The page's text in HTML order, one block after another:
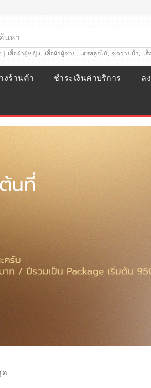
| เสื้อผ้าผู้หญิง, เสื้อผ้าผู้ชาย, เดรสลูกไม้, ชุดว่ายน้ำ, เ
งร้านค้า ชำระเงินค่าบริการ ล
ด